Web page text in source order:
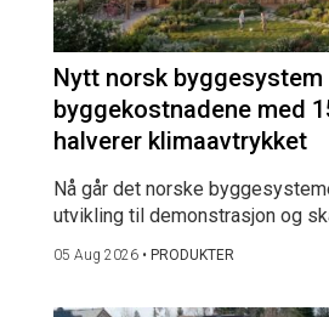
Nytt norsk
byggekostnadene med
halverer klimaavtrykket
Nå går det norske
utvikling til demonstrasjon og
05 Aug 2026 • PRODUKTER